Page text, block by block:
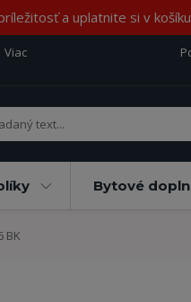
a uplatnite si v
Viac
Bytové
BK